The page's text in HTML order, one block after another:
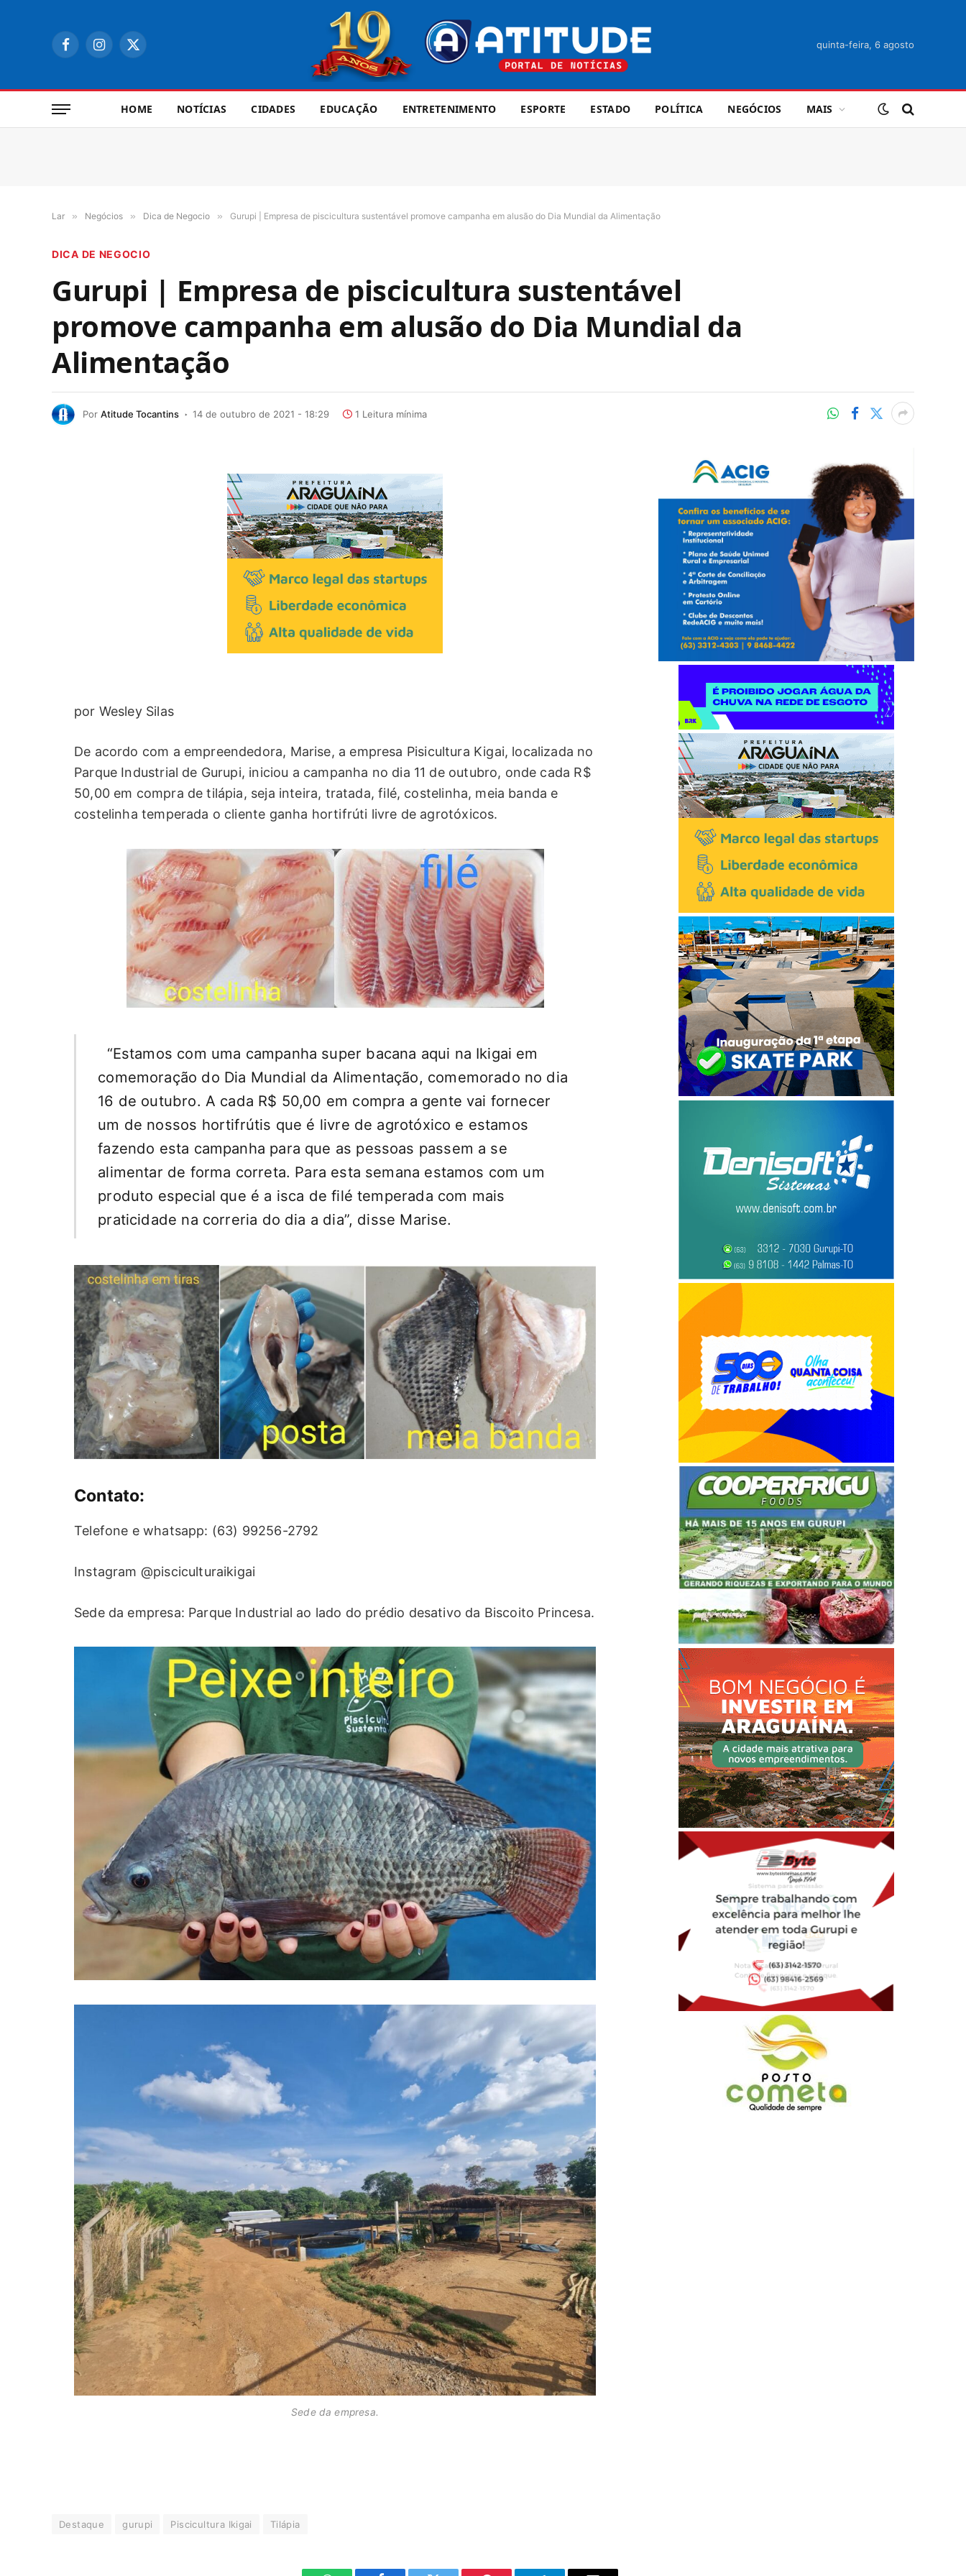
FacebookInstagram
X
quinta-feira, 6 agosto
HOME NOTÍCIAS CIDADES EDUCAÇÃO ENTRETENIMENTO ESPORTE ESTADO POLÍTICA NEGÓCIOS MAIS
Lar » Negócios » Dica de Negocio » Gurupi | Empresa de piscicultura sustentável promove campanha em alusão do Dia Mundial da Alimentação
DICA DE NEGOCIO
Gurupi | Empresa de piscicultura sustentável
promove campanha em alusão do Dia Mundial da
Alimentação
Por Atitude Tocantins 14 de outubro de 2021 - 18:29 1 Leitura mínima
por Wesley Silas
De acordo com a empreendedora, Marise, a empresa Pisicultura Kigai, localizada no
Parque Industrial de Gurupi, iniciou a campanha no dia 11 de outubro, onde cada R$
50,00 em compra de tilápia, seja inteira, tratada, filé, costelinha, meia banda e
costelinha temperada o cliente ganha hortifrúti livre de agrotóxicos.
“Estamos com uma campanha super bacana aqui na Ikigai em
comemoração do Dia Mundial da Alimentação, comemorado no dia
16 de outubro. A cada R$ 50,00 em compra a gente vai fornecer
um de nossos hortifrútis que é livre de agrotóxico e estamos
fazendo esta campanha para que as pessoas passem a se
alimentar de forma correta. Para esta semana estamos com um
produto especial que é a isca de filé temperada com mais
praticidade na correria do dia a dia”, disse Marise.
Contato:
Telefone e whatsapp: (63) 99256-2792
Instagram @pisciculturaikigai
Sede da empresa: Parque Industrial ao lado do prédio desativo da Biscoito Princesa.
Sede da empresa.
Destaque gurupi Piscicultura Ikigai Tilápia